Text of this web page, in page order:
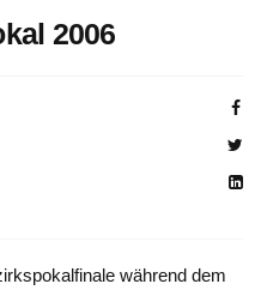
2006
während dem